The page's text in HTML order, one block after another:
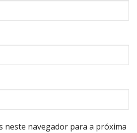
neste navegador para a próxima